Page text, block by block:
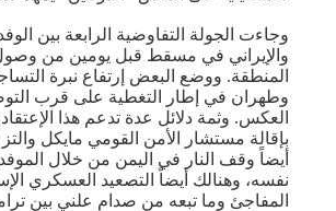
وجاءت الجولة التفاوضية الرابعة بين
والإيراني في مسقط قبل يومين من
المنطقة. ووضع البعض إرتفاع نبرة
وطهران في إطار التغطية على قرب
العكس. وثمة دلائل عدة تدعم هذا
بإقالة مستشار الأمن القومي مايكل والتز
أيضاً وقف النار في اليمن من خلال
نفسه، وهنالك أيضاً التصعيد العسكري
المفاجئ وما تبعه من صدام علني بين